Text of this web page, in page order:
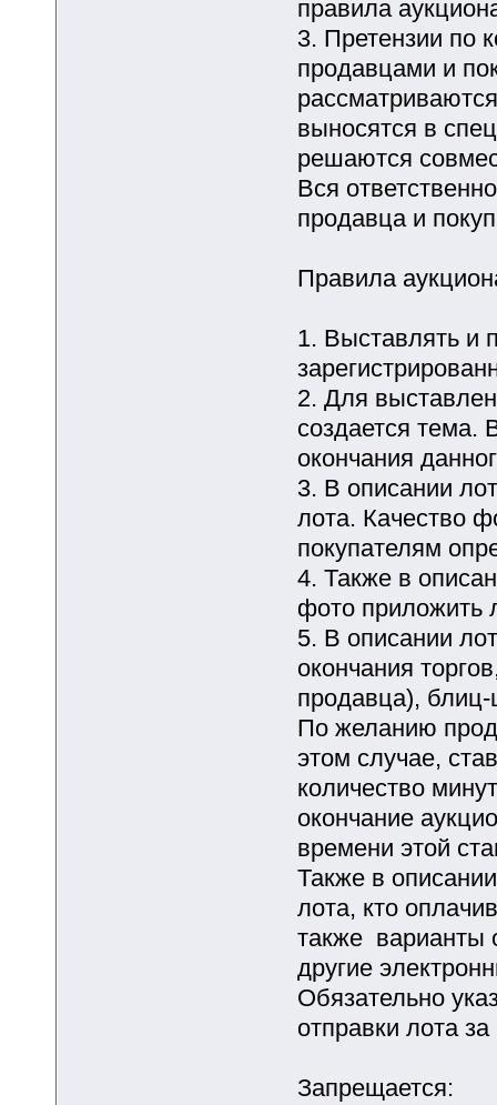
правила
3. Претензии по
продавцами и
выносятся в
решаются
Вся
продавца и
Правила
1. Выставлять и
2. Для
создается тема.
окончания
3. В описании
лота. Качество
покупателям
4. Также в
фото приложить
5. В описании
окончания
продавца), блиц-
По желанию
этом случае,
количество
окончание
времени этой
Также в
лота, кто
также варианты
другие
Обязательно
отправки лота
Запрещается: